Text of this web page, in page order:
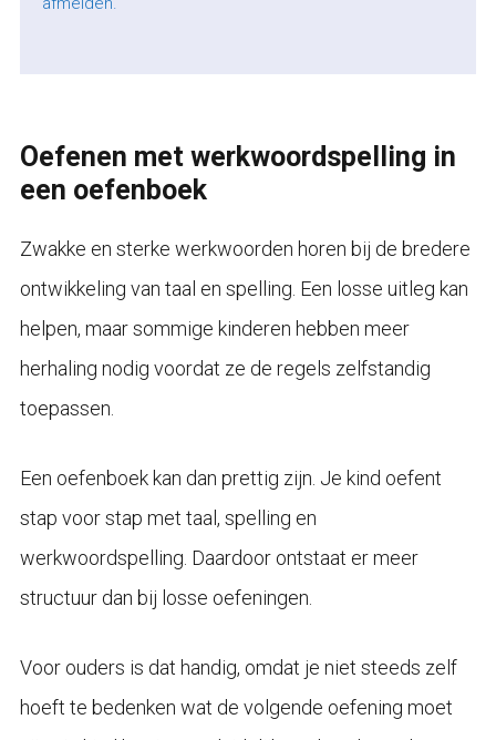
Oefenen met werkwoordspelling in
een oefenboek
Zwakke en sterke werkwoorden horen bij de bredere
ontwikkeling van taal en spelling. Een losse uitleg kan
helpen, maar sommige kinderen hebben meer
herhaling nodig voordat ze de regels zelfstandig
toepassen.
Een oefenboek kan dan prettig zijn. Je kind oefent
stap voor stap met taal, spelling en
werkwoordspelling. Daardoor ontstaat er meer
structuur dan bij losse oefeningen.
Voor ouders is dat handig, omdat je niet steeds zelf
hoeft te bedenken wat de volgende oefening moet